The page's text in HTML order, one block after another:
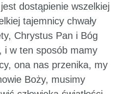
dostąpienie wszelkiej
tajemnicy chwały
Chrystus Pan i Bóg
i w ten sposób mamy
ona nas przenika, my
Boży, musimy